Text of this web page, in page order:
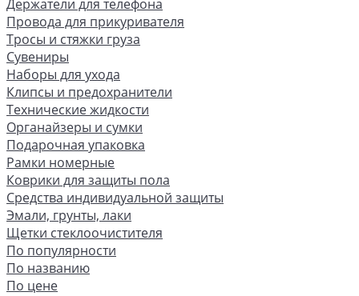
Держатели для телефона
Провода для прикуривателя
Тросы и стяжки груза
Сувениры
Наборы для ухода
Клипсы и предохранители
Технические жидкости
Органайзеры и сумки
Подарочная упаковка
Рамки номерные
Коврики для защиты пола
Средства индивидуальной защиты
Эмали, грунты, лаки
Щетки стеклоочистителя
По популярности
По названию
По цене